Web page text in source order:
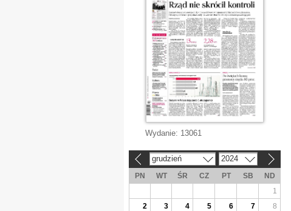
Wydanie: 13061
grudzień 2024
PN WT ŚR CZ PT SB
ND
1
2
3 4 5 6 7
8